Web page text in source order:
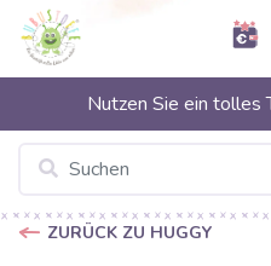
Nutzen Sie ein tolles
ZURÜCK ZU HUGGY